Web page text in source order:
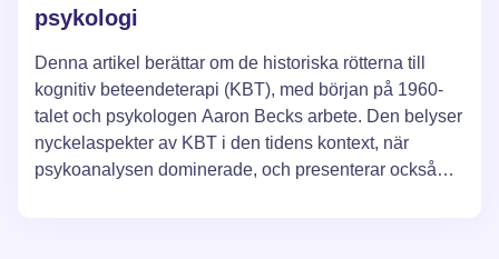
psykologi
Denna artikel berättar om de historiska rötterna till
kognitiv beteendeterapi (KBT), med början på 1960-
talet och psykologen Aaron Becks arbete. Den belyser
nyckelaspekter av KBT i den tidens kontext, när
psykoanalysen dominerade, och presenterar också